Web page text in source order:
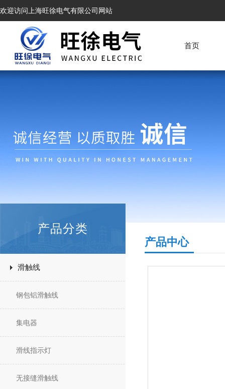
欢迎访问上海旺徐电气有限公司网站
首页
产品分类
滑触线
钢包铝滑触线
集电器
滑线指示灯
无接缝滑触线
产品中心